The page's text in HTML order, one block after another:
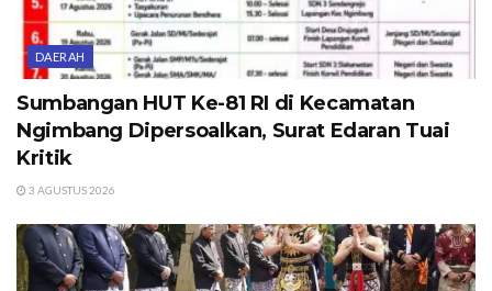
DAERAH
Sumbangan HUT Ke-81 RI di Kecamatan
Ngimbang Dipersoalkan, Surat Edaran Tuai
Kritik
3 AGUSTUS 2026